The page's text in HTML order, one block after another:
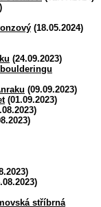
(18.05.2024)
(24.09.2023)
(09.09.2023)
(01.09.2023)
stříbrná